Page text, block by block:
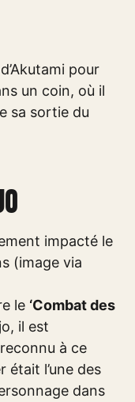
pour
un coin, où il
sa sortie du
impacté le
(image via
le ‘Combat des
il est
à ce
était l’une des
dans